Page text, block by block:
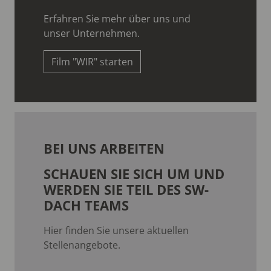
Erfahren Sie mehr über uns und
unser Unternehmen.
Film "WIR" starten
BEI UNS ARBEITEN
SCHAUEN SIE SICH UM UND
WERDEN SIE TEIL DES SW-
DACH TEAMS
Hier finden Sie unsere aktuellen
Stellenangebote.